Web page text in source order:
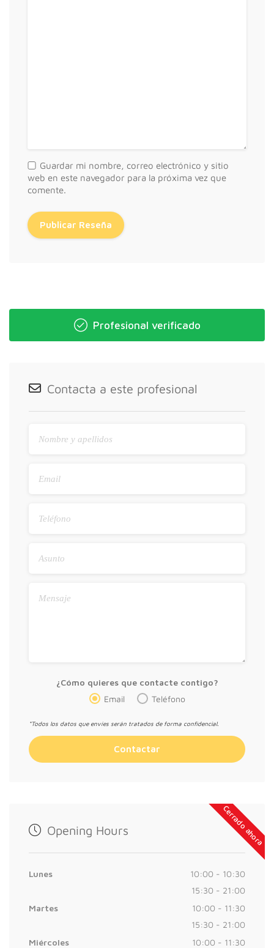
Guardar mi nombre, correo electrónico y sitio
web en este navegador para la próxima vez que
comente.
Profesional verificado
Contacta a este profesional
¿Cómo quieres que contacte contigo?
Email
Teléfono
*Todos los datos que envíes serán tratados de forma confidencial.
Cerrado ahora
Opening Hours
Lunes
10:00 - 10:30
15:30 - 21:00
Martes
10:00 - 11:30
15:30 - 21:00
Miércoles
10:00 - 11:30